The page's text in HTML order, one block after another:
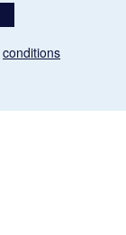
conditions